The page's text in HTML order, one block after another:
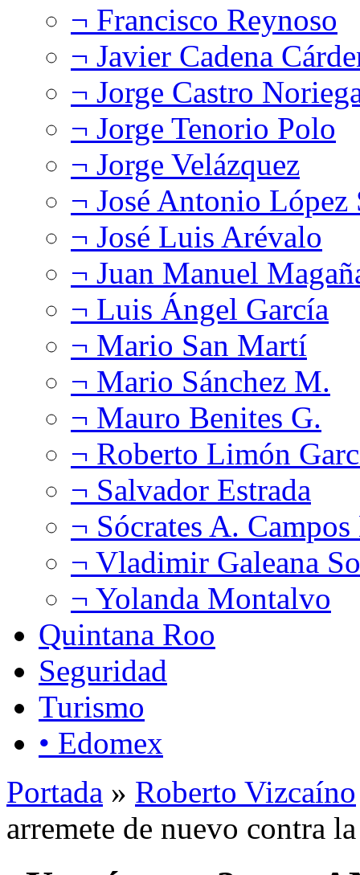
¬ Francisco Reynoso
¬ Javier Cadena
¬ Jorge Castro
¬ Jorge Tenorio Polo
¬ Jorge Velázquez
¬ José Antonio López
¬ José Luis Arévalo
¬ Juan Manuel
¬ Luis Ángel García
¬ Mario San Martí
¬ Mario Sánchez M.
¬ Mauro Benites G.
¬ Roberto Limón
¬ Salvador Estrada
¬ Sócrates A.
¬ Vladimir Galeana
¬ Yolanda Montalvo
Quintana Roo
Seguridad
Turismo
• Edomex
Portada » Roberto Vizcaíno
arremete de nuevo contra